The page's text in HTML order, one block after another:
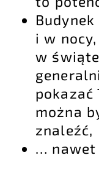
i w
w
pokazać
można
znaleźć,
… nawet